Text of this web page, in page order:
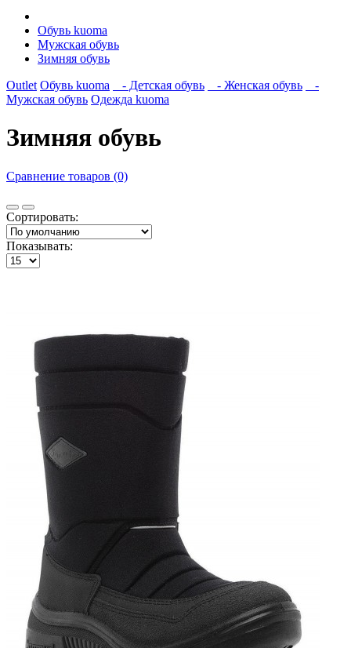
Обувь kuoma
Мужская обувь
Зимняя обувь
Outlet Обувь kuoma - Детская обувь - Женская обувь
-
Мужская обувь Одежда kuoma
Зимняя обувь
Сравнение товаров (0)
Сортировать:
Показывать: